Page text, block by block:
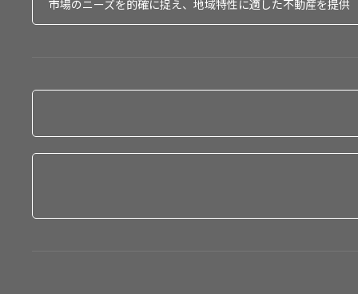
市場のニーズを的確に捉え、地域特性に適した不動産を提供